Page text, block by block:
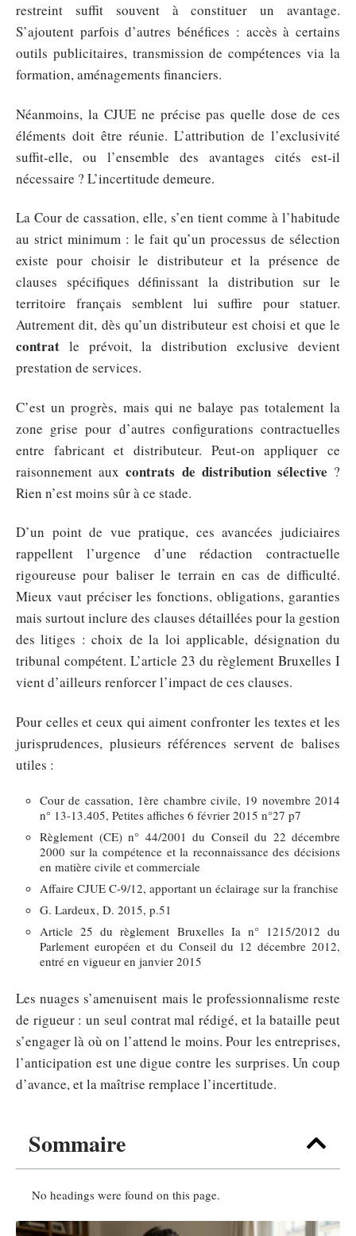
Sommaire
No headings were found on this page.
restreint suffit souvent à constituer un avantage.
S’ajoutent parfois d’autres bénéfices : accès à certains
outils publicitaires, transmission de compétences via la
formation, aménagements financiers.
Néanmoins, la CJUE ne précise pas quelle dose de ces
éléments doit être réunie. L’attribution de l’exclusivité
suffit-elle, ou l’ensemble des avantages cités est-il
nécessaire ? L’incertitude demeure.
La Cour de cassation, elle, s’en tient comme à l’habitude
au strict minimum : le fait qu’un processus de sélection
existe pour choisir le distributeur et la présence de
clauses spécifiques définissant la distribution sur le
territoire français semblent lui suffire pour statuer.
Autrement dit, dès qu’un distributeur est choisi et que le
contrat le prévoit, la distribution exclusive devient
prestation de services.
C’est un progrès, mais qui ne balaye pas totalement la
zone grise pour d’autres configurations contractuelles
entre fabricant et distributeur. Peut-on appliquer ce
raisonnement auxcontrats de distribution sélective ?
Rien n’est moins sûr à ce stade.
D’un point de vue pratique, ces avancées judiciaires
rappellent l’urgence d’une rédaction contractuelle
rigoureuse pour baliser le terrain en cas de difficulté.
Mieux vaut préciser les fonctions, obligations, garanties
mais surtout inclure des clauses détaillées pour la gestion
des litiges : choix de la loi applicable, désignation du
tribunal compétent. L’article 23 du règlement Bruxelles I
vient d’ailleurs renforcer l’impact de ces clauses.
Pour celles et ceux qui aiment confronter les textes et les
jurisprudences, plusieurs références servent de balises
utiles :
Cour de cassation, 1ère chambre civile, 19 novembre 2014
n° 13-13.405, Petites affiches 6 février 2015 n°27 p7
Règlement (CE) n° 44/2001 du Conseil du 22 décembre
2000 sur la compétence et la reconnaissance des décisions
en matière civile et commerciale
Affaire CJUE C-9/12, apportant un éclairage sur la franchise
G. Lardeux, D. 2015, p.51
Article 25 du règlement Bruxelles Ia n° 1215/2012 du
Parlement européen et du Conseil du 12 décembre 2012,
entré en vigueur en janvier 2015
Les nuages s’amenuisent mais le professionnalisme reste
de rigueur : un seul contrat mal rédigé, et la bataille peut
s’engager là où on l’attend le moins. Pour les entreprises,
l’anticipation est une digue contre les surprises. Un coup
d’avance, et la maîtrise remplace l’incertitude.